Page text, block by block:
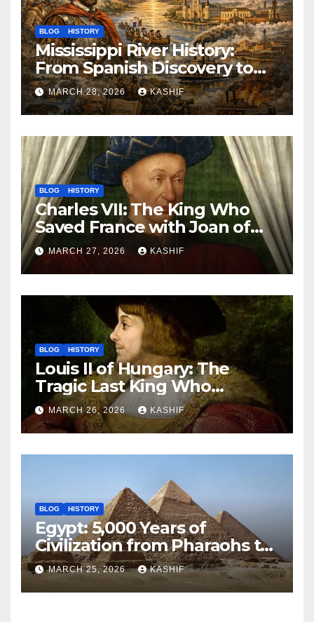
BLOG HISTORY
Mississippi River History:
From Spanish Discovery to
Modern America
MARCH 28, 2026 KASHIF
BLOG HISTORY
Charles VII: The King Who
Saved France with Joan of
Arc’s Help
MARCH 27, 2026 KASHIF
BLOG HISTORY
Louis II of Hungary: The
Tragic Last King Who
Drowned at Mohács
MARCH 26, 2026 KASHIF
BLOG HISTORY
Egypt: 5,000 Years of
Civilization from Pharaohs to
Modern Power
MARCH 25, 2026 KASHIF